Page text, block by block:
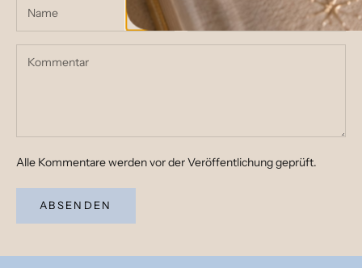
Alle Kommentare werden vor der Veröffentlichung geprüft.
ABSENDEN